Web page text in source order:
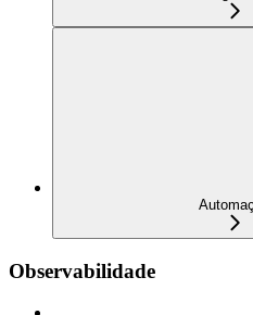
Observabilidade